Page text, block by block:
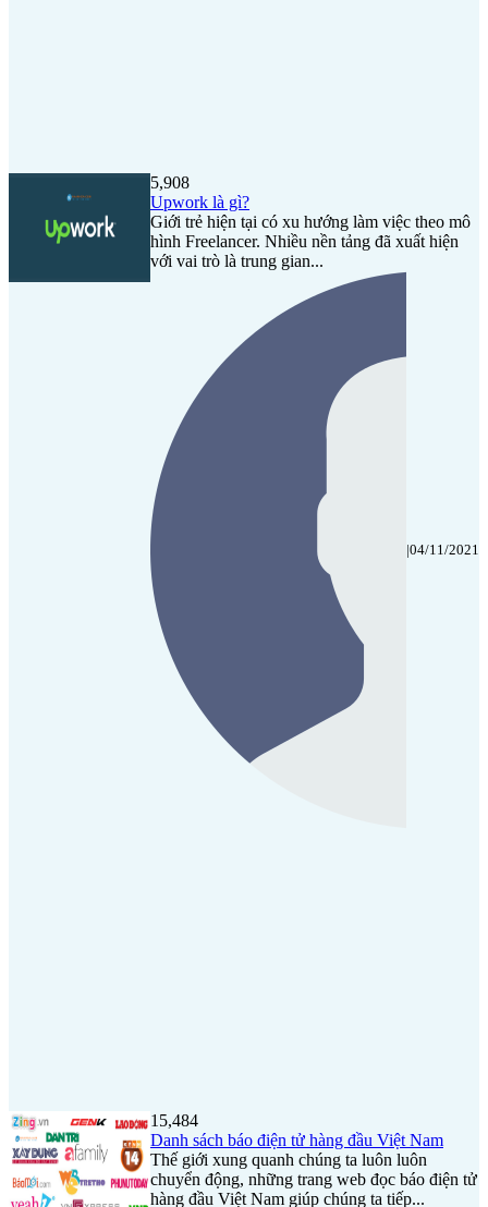
5,908
Upwork là gì?
Giới trẻ hiện tại có xu hướng làm việc theo mô
hình Freelancer. Nhiều nền tảng đã xuất hiện
với vai trò là trung gian...
|04/11/2021
15,484
Danh sách báo điện tử hàng đầu Việt Nam
Thế giới xung quanh chúng ta luôn luôn
chuyển động, những trang web đọc báo điện tử
hàng đầu Việt Nam giúp chúng ta tiếp...